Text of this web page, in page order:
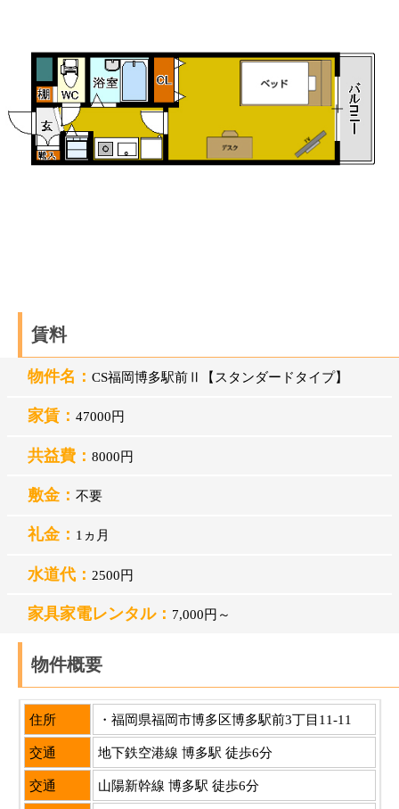
賃料
物件名： CS福岡博多駅前Ⅱ【スタンダードタイプ】
家賃： 47000円
共益費： 8000円
敷金： 不要
礼金： 1ヵ月
水道代： 2500円
家具家電レンタル： 7,000円～
物件概要
住所 ・福岡県福岡市博多区博多駅前3丁目11-11
交通 地下鉄空港線 博多駅 徒歩6分
交通 山陽新幹線 博多駅 徒歩6分